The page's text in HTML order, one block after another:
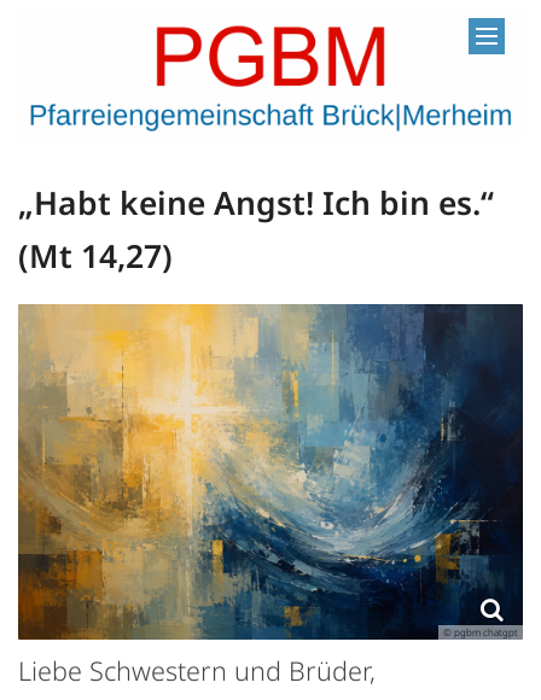
„Habt keine Angst! Ich bin es.“
(Mt 14,27)
© pgbm chatgpt
Liebe Schwestern und Brüder,